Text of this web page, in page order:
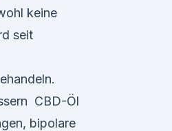
keine
seit
CBD-Öl
bipolare